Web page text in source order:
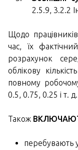
2.5.9, 3.2.2
Щодо
час, їх
розрахунок
облікову
повному
0.5, 0.75, 0.25 і т. д.
Також
перебувають у